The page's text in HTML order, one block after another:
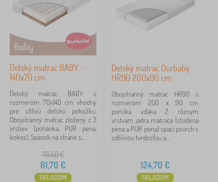
Detský matrac BABY -
140x70 cm
Detský matrac BABY s
rozmerom 70x140 cm vhodný
pre citlivú detskú pokožku.
Obojstranný matrac zložený z 3
vrstiev (pohánka, PUR pena,
kokos). Spánok na strane s...
70,50€
61,70 €
SKLADOM
Detský matrac Ourbaby
HR90 200x90 cm
Obojstranný matrac HR90 s
rozmerom 200 x 90 cm
ponúka vďaka 2 rôznym
vrstvám jadra matraca (studená
pena a PUR pena) spací povrch s
odlišnou tvrdosťou a...
124,70 €
SKLADOM